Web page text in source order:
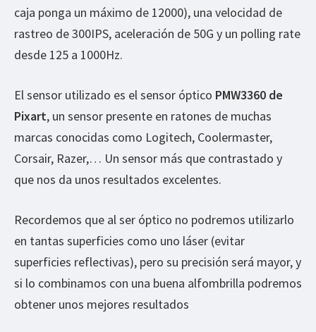
caja ponga un máximo de 12000), una velocidad de
rastreo de 300IPS, aceleración de 50G y un polling rate
desde 125 a 1000Hz.
El sensor utilizado es el sensor óptico PMW3360 de
Pixart, un sensor presente en ratones de muchas
marcas conocidas como Logitech, Coolermaster,
Corsair, Razer,… Un sensor más que contrastado y
que nos da unos resultados excelentes.
Recordemos que al ser óptico no podremos utilizarlo
en tantas superficies como uno láser (evitar
superficies reflectivas), pero su precisión será mayor, y
si lo combinamos con una buena alfombrilla podremos
obtener unos mejores resultados